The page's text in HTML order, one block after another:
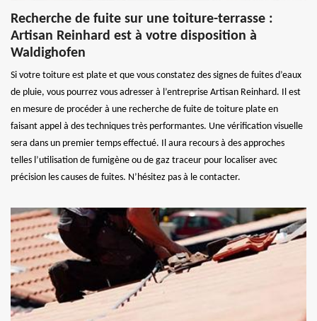
Recherche de fuite sur une toiture-terrasse :
Artisan Reinhard est à votre disposition à
Waldighofen
Si votre toiture est plate et que vous constatez des signes de fuites d’eaux
de pluie, vous pourrez vous adresser à l’entreprise Artisan Reinhard. Il est
en mesure de procéder à une recherche de fuite de toiture plate en
faisant appel à des techniques très performantes. Une vérification visuelle
sera dans un premier temps effectué. Il aura recours à des approches
telles l’utilisation de fumigène ou de gaz traceur pour localiser avec
précision les causes de fuites. N’hésitez pas à le contacter.